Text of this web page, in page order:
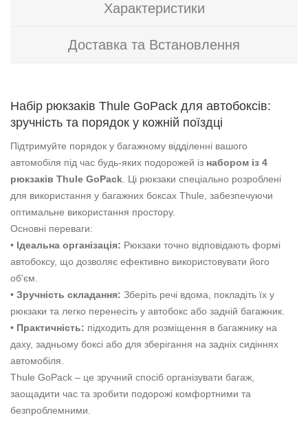
Характеристики
Доставка та Встановлення
Набір рюкзаків Thule GoPack для автобоксів:
зручність та порядок у кожній поїздці
Підтримуйте порядок у багажному відділенні вашого
автомобіля під час будь-яких подорожей із набором із 4
рюкзаків Thule GoPack. Ці рюкзаки спеціально розроблені
для використання у багажних боксах Thule, забезпечуючи
оптимальне використання простору.
Основні переваги:
• Ідеальна організація: Рюкзаки точно відповідають формі
автобоксу, що дозволяє ефективно використовувати його
об'єм.
• Зручність складання: Зберіть речі вдома, покладіть їх у
рюкзаки та легко перенесіть у автобокс або задній багажник.
• Практичність: підходить для розміщення в багажнику на
даху, задньому боксі або для зберігання на задніх сидіннях
автомобіля.
Thule GoPack – це зручний спосіб організувати багаж,
заощадити час та зробити подорожі комфортними та
безпроблемними.